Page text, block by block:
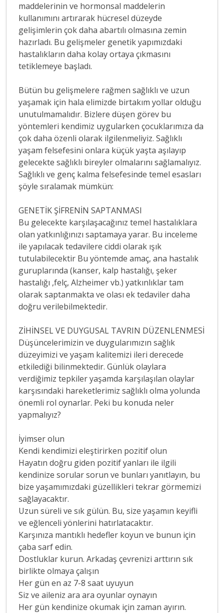
maddelerinin ve hormonsal maddelerin
kullanımını artırarak hücresel düzeyde
gelişimlerin çok daha abartılı olmasına zemin
hazırladı. Bu gelişmeler genetik yapımızdaki
hastalıkların daha kolay ortaya çıkmasını
tetiklemeye başladı.
Bütün bu gelişmelere rağmen sağlıklı ve uzun
yaşamak için hala elimizde birtakım yollar olduğu
unutulmamalıdır. Bizlere düşen görev bu
yöntemleri kendimiz uygularken çocuklarımıza da
çok daha özenli olarak ilgilenmeliyiz. Sağlıklı
yaşam felsefesini onlara küçük yaşta aşılayıp
gelecekte sağlıklı bireyler olmalarını sağlamalıyız.
Sağlıklı ve genç kalma felsefesinde temel esasları
şöyle sıralamak mümkün:
GENETİK ŞİFRENİN SAPTANMASI
Bu gelecekte karşılaşacağınız temel hastalıklara
olan yatkınlığınızı saptamaya yarar. Bu inceleme
ile yapılacak tedavilere ciddi olarak ışık
tutulabilecektir Bu yöntemde amaç, ana hastalık
guruplarında (kanser, kalp hastalığı, şeker
hastalığı ,felç, Alzheimer vb.) yatkınlıklar tam
olarak saptanmakta ve olası ek tedaviler daha
doğru verilebilmektedir.
ZİHİNSEL VE DUYGUSAL TAVRIN DÜZENLENMESİ
Düşüncelerimizin ve duygularımızın sağlık
düzeyimizi ve yaşam kalitemizi ileri derecede
etkilediği bilinmektedir. Günlük olaylara
verdiğimiz tepkiler yaşamda karşılaşılan olaylar
karşısındaki hareketlerimiz sağlıklı olma yolunda
önemli rol oynarlar. Peki bu konuda neler
yapmalıyız?
İyimser olun
Kendi kendimizi eleştirirken pozitif olun
Hayatın doğru giden pozitif yanları ile ilgili
kendinize sorular sorun ve bunları yanıtlayın, bu
bize yaşamımızdaki güzellikleri tekrar görmemizi
sağlayacaktır.
Uzun süreli ve sık gülün. Bu, size yaşamın keyifli
ve eğlenceli yönlerini hatırlatacaktır.
Karşınıza mantıklı hedefler koyun ve bunun için
çaba sarf edin.
Dostluklar kurun. Arkadaş çevrenizi arttırın sık
birlikte olmaya çalışın
Her gün en az 7-8 saat uyuyun
Siz ve aileniz ara ara oyunlar oynayın
Her gün kendinize okumak için zaman ayırın.